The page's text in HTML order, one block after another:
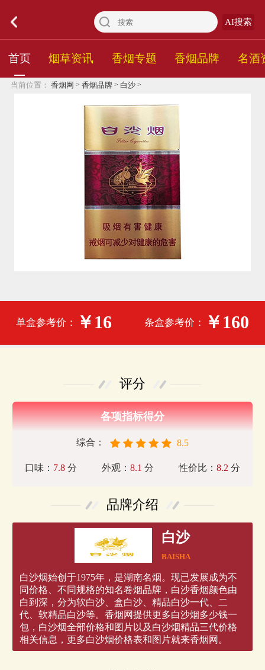
AI搜索
首页 烟草资讯 香烟专题 香烟品牌 名酒
当前位置： 香烟网 > 香烟品牌 > 白沙>
单盒参考价： ￥16 条盒参考价： ￥160
评分
各项指标得分
综合： 8.5
口味： 7.8分 外观： 8.1 分 性价比：8.2 分
品牌介绍
白沙
BAISHA
白沙烟始创于1975年，是湖南名烟。现已发展成为不
同价格、不同规格的知名卷烟品牌，白沙香烟颜色由
白到深，分为软白沙、盒白沙、精品白沙一代、二
代、软精品白沙等。香烟网提供更多白沙烟多少钱一
包，白沙烟全部价格和图片以及白沙烟精品三代价格
相关信息，更多白沙烟价格表和图片就来香烟网。